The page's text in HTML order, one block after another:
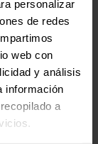
personalizar
de redes
web con
y análisis
información
a